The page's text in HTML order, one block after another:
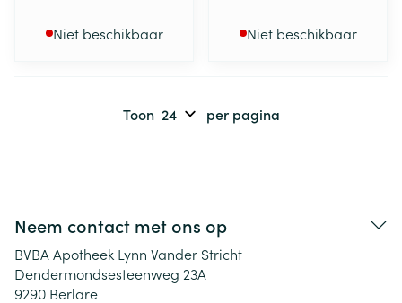
Niet beschikbaar Niet beschikbaar
Toon per pagina
Neem contact met ons op
BVBA Apotheek Lynn Vander Stricht
Dendermondsesteenweg 23A
9290 Berlare